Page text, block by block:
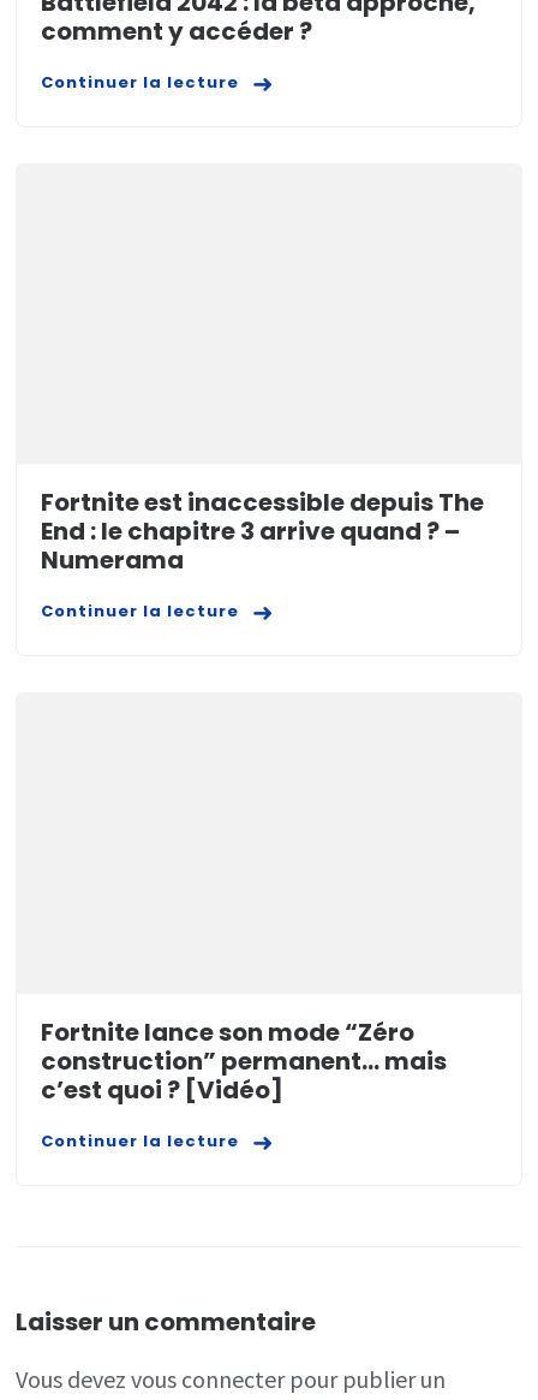
comment y accéder ?
Continuer la lecture
Fortnite est inaccessible depuis The
End : le chapitre 3 arrive quand ? –
Numerama
Continuer la lecture
Fortnite lance son mode “Zéro
construction” permanent… mais
c’est quoi ? [Vidéo]
Continuer la lecture
Laisser un commentaire
Vous devezvous connecterpour publier un